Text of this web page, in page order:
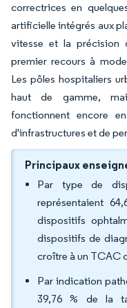
correctrices en
artificielle intégrés aux
vitesse et la précision
premier recours à
Les pôles hospitaliers
haut de gamme,
fonctionnent encore
d'infrastructures et de
Principaux
Par type de
représentaient
dispositifs
dispositifs de
croître à un TCAC
Par indication
39,76 % de la